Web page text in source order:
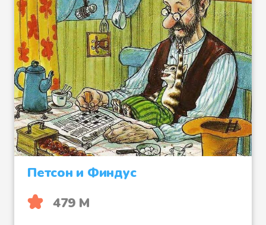
Петсон и Финдус
479 М